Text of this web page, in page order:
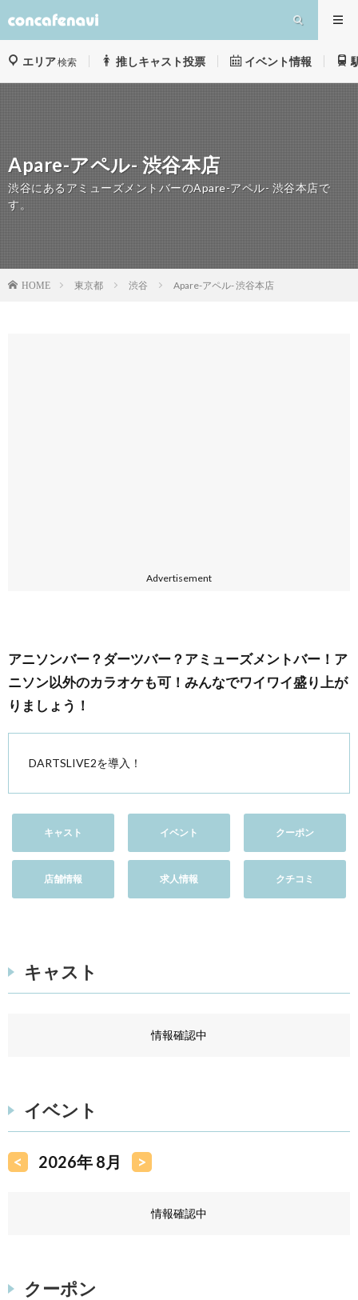
エリア検索 推しキャスト投票 イベント情報
Apare-アペル- 渋谷本店
渋谷にあるアミューズメントバーのApare-アペル- 渋谷本店で
す。
HOME 東京都 渋谷 Apare-アペル- 渋谷本店
Advertisement
アニソンバー？ダーツバー？アミューズメントバー！ア
ニソン以外のカラオケも可！みんなでワイワイ盛り上が
りましょう！
DARTSLIVE2を導入！
キャスト イベント クーポン
店舗情報 求人情報 クチコミ
キャスト
情報確認中
イベント
< 2026年 8月 >
情報確認中
クーポン